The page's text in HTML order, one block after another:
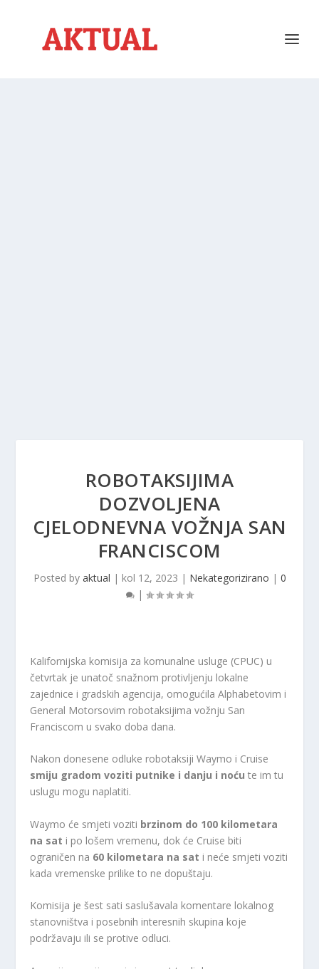
ROBOTAKSIJIMA
DOZVOLJENA
CJELODNEVNA VOŽNJA SAN
FRANCISCOM
Posted by aktual | kol 12, 2023 | Nekategorizirano | 0
|
Kalifornijska komisija za komunalne usluge (CPUC) u
četvrtak je unatoč snažnom protivljenju lokalne
zajednice i gradskih agencija, omogućila Alphabetovim i
General Motorsovim robotaksijima vožnju San
Franciscom u svako doba dana.
Nakon donesene odluke robotaksiji Waymo i Cruise
smiju gradom voziti putnike i danju i noću te im tu
uslugu mogu naplatiti.
Waymo će smjeti voziti brzinom do 100 kilometara
na sat i po lošem vremenu, dok će Cruise biti
ograničen na 60 kilometara na sat i neće smjeti voziti
kada vremenske prilike to ne dopuštaju.
Komisija je šest sati saslušavala komentare lokalnog
stanovništva i posebnih interesnih skupina koje
podržavaju ili se protive odluci.